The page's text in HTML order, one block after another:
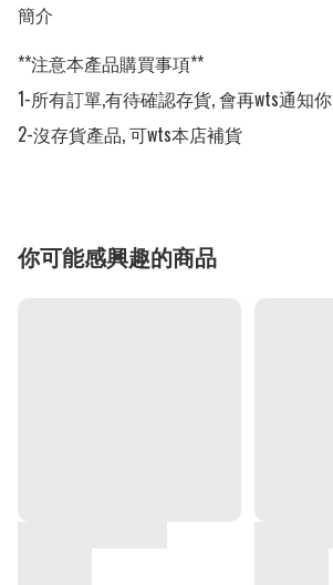
簡介
**注意本產品購買事項**
1-所有訂單,有待確認存貨, 會再wts通知你
2-沒存貨產品, 可wts本店補貨
你可能感興趣的商品